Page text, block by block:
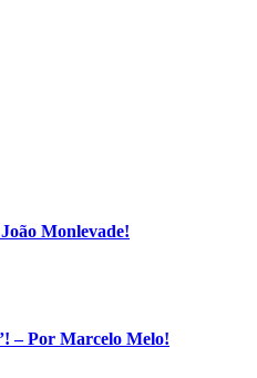
Monlevade!
– Por Marcelo Melo!